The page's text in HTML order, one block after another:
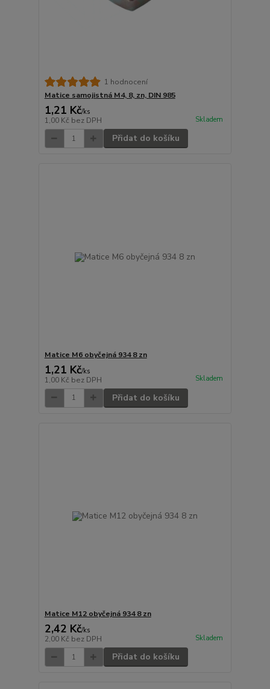
1 hodnocení
Matice samojistná M4, 8, zn, DIN 985
1,21 Kč/ks
1,00 Kč bez DPH Skladem
Přidat do košíku
Matice M6 obyčejná 934 8 zn
1,21 Kč/ks
1,00 Kč bez DPH Skladem
Přidat do košíku
Matice M12 obyčejná 934 8 zn
2,42 Kč/ks
2,00 Kč bez DPH Skladem
Přidat do košíku